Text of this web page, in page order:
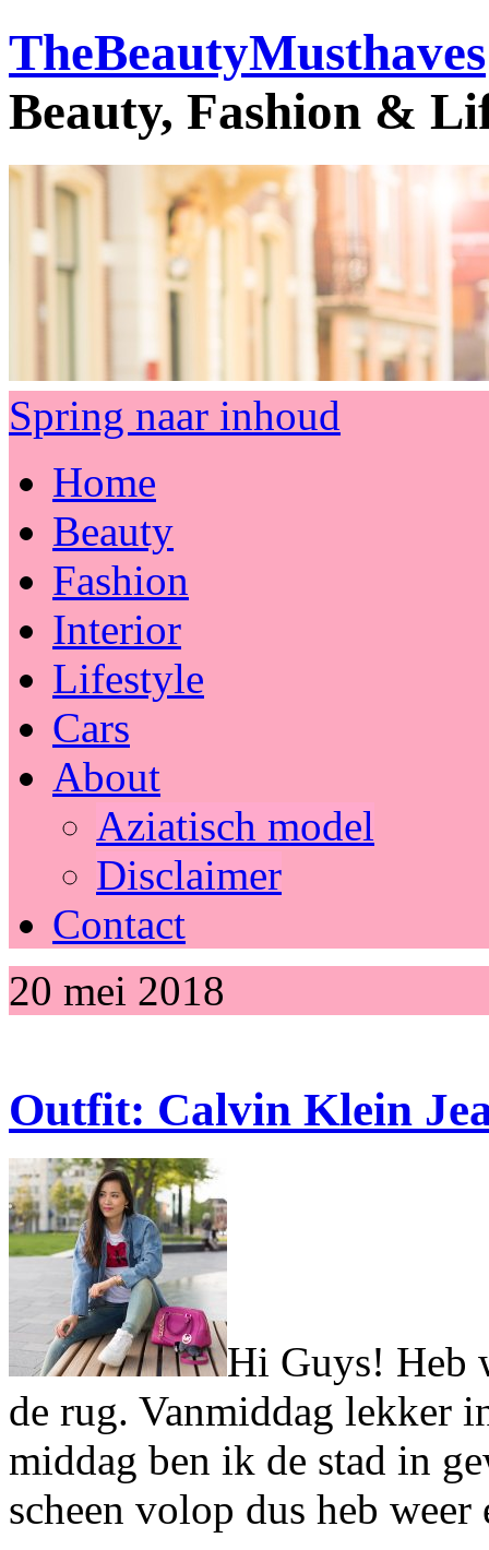
TheBeautyMusthaves
Beauty, Fashion &
Spring naar inhoud
Home
Beauty
Fashion
Interior
Lifestyle
Cars
About
Aziatisch model
Disclaimer
Contact
20 mei 2018
Outfit: Calvin Klein
Hi Guys! Heb
de rug. Vanmiddag lekker
middag ben ik de stad in
scheen volop dus heb